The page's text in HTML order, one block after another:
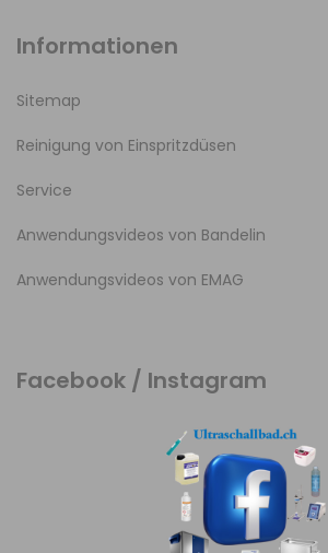
Informationen
Sitemap
Reinigung von Einspritzdüsen
Service
Anwendungsvideos von Bandelin
Anwendungsvideos von EMAG
Facebook / Instagram